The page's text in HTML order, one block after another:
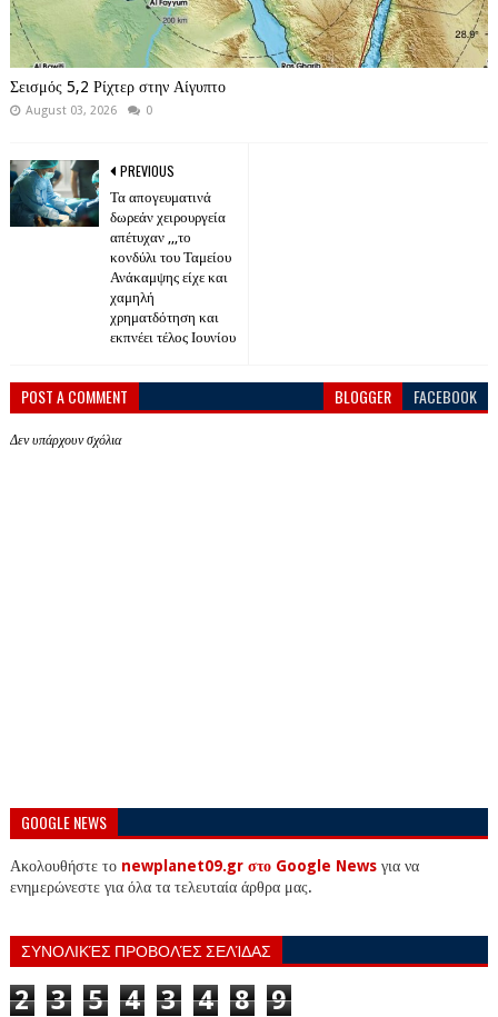
Σεισμός 5,2 Ρίχτερ στην Αίγυπτο
August 03, 2026 0
PREVIOUS
Τα απογευματινά
δωρεάν χειρουργεία
απέτυχαν ,,,το
κονδύλι του Ταμείου
Ανάκαμψης είχε και
χαμηλή
χρηματδότηση και
εκπνέει τέλος Ιουνίου
POST A COMMENT BLOGGER FACEBOOK
Δεν υπάρχουν σχόλια
GOOGLE NEWS
Ακολουθήστε το newplanet09.gr στο Google Newsγια να
ενημερώνεστε για όλα τα τελευταία άρθρα μας.
ΣΥΝΟΛΙΚΈΣ ΠΡΟΒΟΛΈΣ ΣΕΛΊΔΑΣ
2 3 5 4 3 4 8 9